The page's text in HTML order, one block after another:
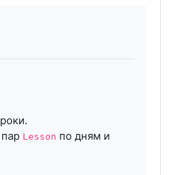
Lesson по дням и